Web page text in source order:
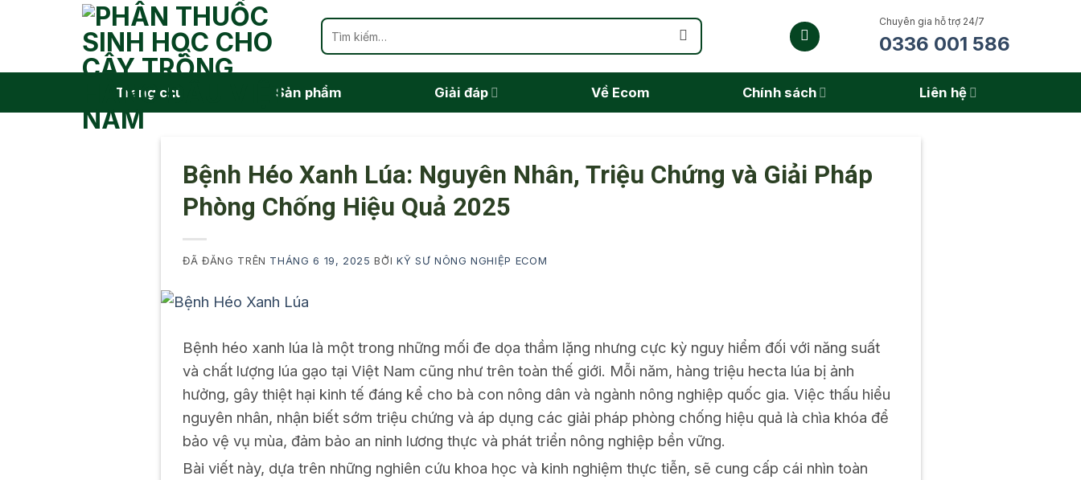
Tìm
kiếm:
Chuyên gia hỗ trợ 24/7
0336 001 586
Trang chủ Sản phẩm Giải đáp Về Ecom Chính sách Liên hệ
Bệnh Héo Xanh Lúa: Nguyên Nhân, Triệu Chứng và Giải Pháp
Phòng Chống Hiệu Quả 2025
ĐÃ ĐĂNG TRÊN THÁNG 6 19, 2025 BỞIKỸ SƯ NÔNG NGHIỆP ECOM
Bệnh héo xanh lúa là một trong những mối đe dọa thầm lặng nhưng cực kỳ nguy hiểm đối với năng suất
và chất lượng lúa gạo tại Việt Nam cũng như trên toàn thế giới. Mỗi năm, hàng triệu hecta lúa bị ảnh
hưởng, gây thiệt hại kinh tế đáng kể cho bà con nông dân và ngành nông nghiệp quốc gia. Việc thấu hiểu
nguyên nhân, nhận biết sớm triệu chứng và áp dụng các giải pháp phòng chống hiệu quả là chìa khóa để
bảo vệ vụ mùa, đảm bảo an ninh lương thực và phát triển nông nghiệp bền vững.
Bài viết này, dựa trên những nghiên cứu khoa học và kinh nghiệm thực tiễn, sẽ cung cấp cái nhìn toàn